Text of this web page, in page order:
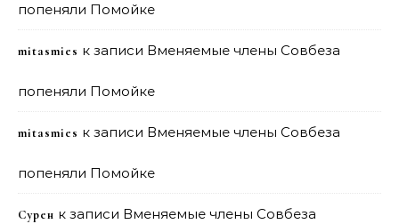
попеняли Помойке
mitasmies к записи Вменяемые члены Совбеза
попеняли Помойке
mitasmies к записи Вменяемые члены Совбеза
попеняли Помойке
Сурен к записи Вменяемые члены Совбеза